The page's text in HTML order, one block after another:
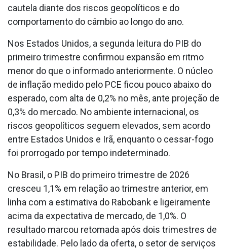
cautela diante dos riscos geopolíticos e do
comportamento do câmbio ao longo do ano.
Nos Estados Unidos, a segunda leitura do PIB do
primeiro trimestre confirmou expansão em ritmo
menor do que o informado anteriormente. O núcleo
de inflação medido pelo PCE ficou pouco abaixo do
esperado, com alta de 0,2% no mês, ante projeção de
0,3% do mercado. No ambiente internacional, os
riscos geopolíticos seguem elevados, sem acordo
entre Estados Unidos e Irã, enquanto o cessar-fogo
foi prorrogado por tempo indeterminado.
No Brasil, o PIB do primeiro trimestre de 2026
cresceu 1,1% em relação ao trimestre anterior, em
linha com a estimativa do Rabobank e ligeiramente
acima da expectativa de mercado, de 1,0%. O
resultado marcou retomada após dois trimestres de
estabilidade. Pelo lado da oferta, o setor de serviços